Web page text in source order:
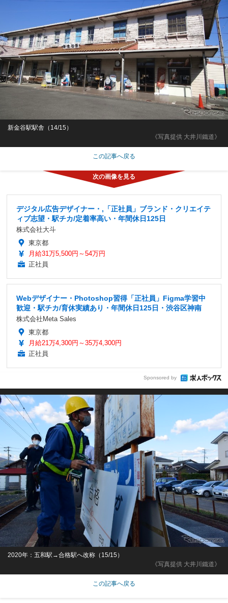
《写真提供 大井川鐵道》
新金谷駅駅舎（14/15）
この記事へ戻る
デジタル広告デザイナー・,「正社員」ブランド・クリエイテ
ィブ志望・駅チカ/定着率高い・年間休日125日
株式会社大斗
東京都
月給31万5,500円～54万円
正社員
Webデザイナー・Photoshop習得「正社員」Figma学習中
歓迎・駅チカ/育休実績あり・年間休日125日・渋谷区神南
株式会社Meta Sales
東京都
月給21万4,300円～35万4,300円
正社員
Sponsored by
《写真提供 大井川鐵道》
2020年：五和駅→合格駅へ改称（15/15）
この記事へ戻る